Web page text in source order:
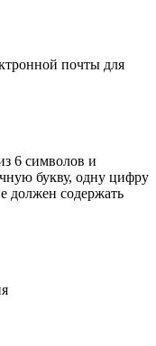
почты для
6 символов и
букву, одну цифру
должен содержать